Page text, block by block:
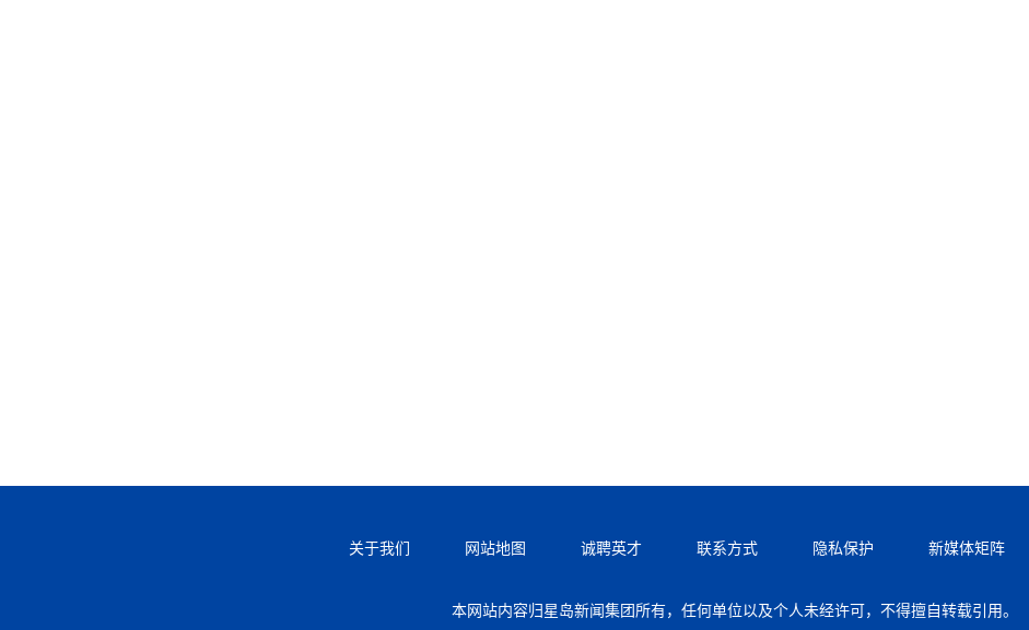
关于我们 网站地图 诚聘英才 联系方式 隐私保护 新媒体矩阵
本网站内容归星岛新闻集团所有，任何单位以及个人未经许可，不得擅自转载引用。